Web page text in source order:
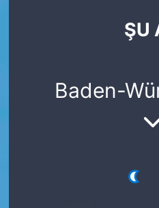
ŞU
Baden-